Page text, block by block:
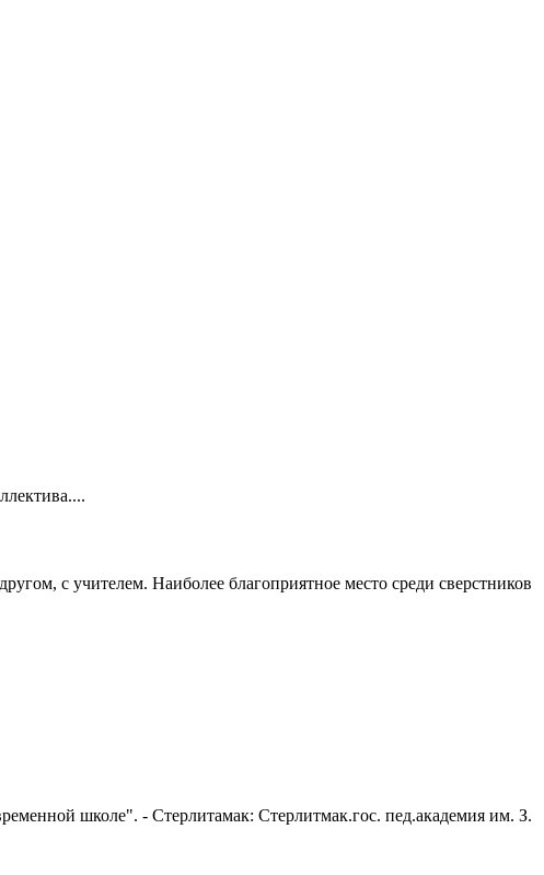
с учителем. Наиболее благоприятное место среди сверстников
школе". - Стерлитамак: Стерлитмак.гос. пед.академия им. З.